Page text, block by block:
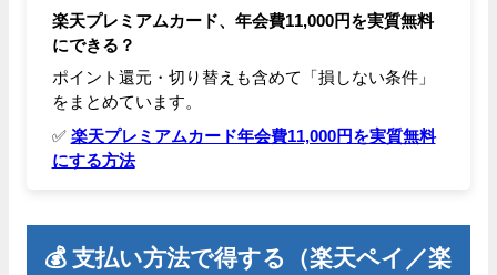
楽天プレミアムカード、年会費11,000円を実質無料
にできる？
ポイント還元・切り替えも含めて「損しない条件」
をまとめています。
✅ 楽天プレミアムカード年会費11,000円を実質無料
にする方法
💰 支払い方法で得する（楽天ペイ／楽